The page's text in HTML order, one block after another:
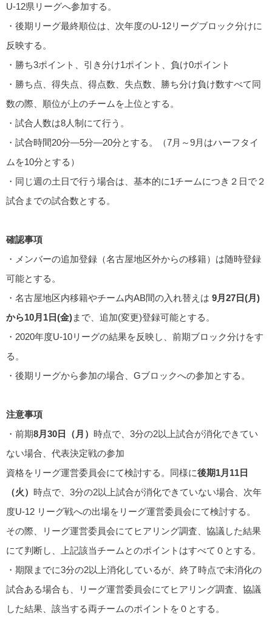
U-12県リーグへ参加する。
・後期リーグ最終順位は、次年度のU-12リーグブロック分けに
反映する。
・勝ち3ポイント、引き分け1ポイント、負け0ポイント
・勝ち点、得失点、得点数、失点数、勝ち分け負け数すべて同
数の際、順位が上のチームを上位とする。
・試合人数は8人制にて行う。
・試合時間20分―5分―20分とする。（7月～9月はハーフタイ
ムを10分とする）
・同じ週の土日で行う場合は、基本的に1チームにつき２日で２
試合までの試合数とする。
確認事項
・メンバーの追加登録（名古屋地区外からの移籍）は随時登録
可能とする。
・名古屋地区内移籍やチーム内AB間の入れ替えは 9月27日(月)
から10月1日(金)まで、追加(変更)登録可能とする。
・2020年度U-10リーグの結果を反映し、前期ブロック分けをす
る。
・後期リーグから参加の場合、Gブロックへの参加とする。
注意事項
・前期8月30日（月） 時点で、3分の2以上試合が消化できてい
ない場合、代表決定戦の参加
資格をリーグ運営委員会にて検討する。同様に後期1月11日
（火） 時点で、3分の2以上試合が消化できていない場合、次年
度U-12 リーグ戦への出場をリーグ運営委員会にて検討する。
その際、リーグ運営委員会にてヒアリング調査、協議した結果
にて判断し、上記該当チームとのポイントはすべて０とする。
・期限までに3分の2以上消化しているが、終了時点で未消化の
試合ある場合も、リーグ運営委員会にてヒアリング調査、協議
した結果、該当する両チームのポイントを０とする。